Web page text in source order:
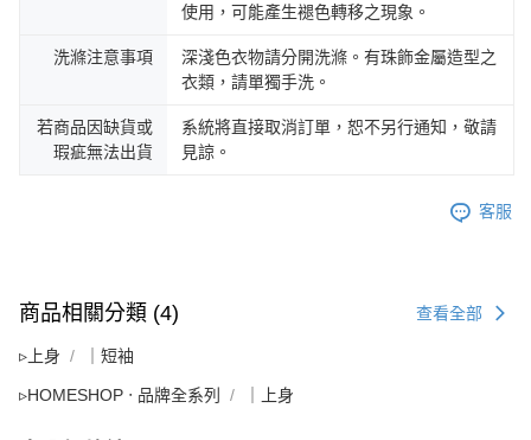
使用，可能產生褪色轉移之現象。
洗滌注意事項
深淺色衣物請分開洗滌。有珠飾金屬造型之
衣類，請單獨手洗。
若商品因缺貨或
瑕疵無法出貨
系統將直接取消訂單，恕不另行通知，敬請
見諒。
客服
商品相關分類 (4) 查看全部
▹上身 ｜短袖
▹HOMESHOP ‧ 品牌全系列 ｜上身